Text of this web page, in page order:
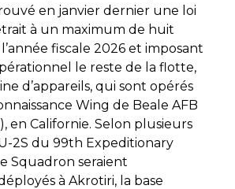
en janvier dernier une loi
à un maximum de huit
fiscale 2026 et imposant
le reste de la flotte,
d’appareils, qui sont opérés
Wing de Beale AFB
en Californie. Selon plusieurs
2S du 99th Expeditionary
Squadron seraient
à Akrotiri, la base